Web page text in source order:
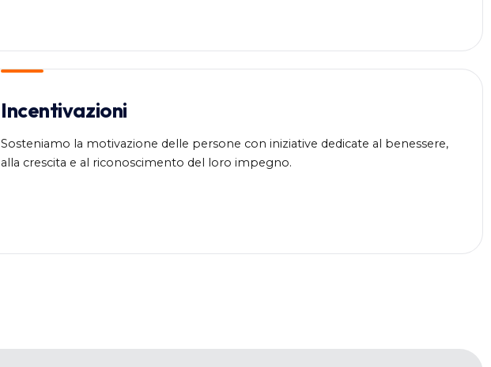
Incentivazioni
Sosteniamo la motivazione delle persone con iniziative dedicate al benessere,
alla crescita e al riconoscimento del loro impegno.